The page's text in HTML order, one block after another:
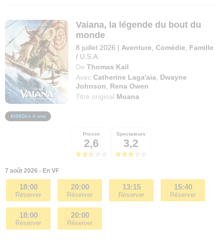
Vaiana, la légende du bout du
monde
8 juillet 2026 | Aventure ,Comédie
Famille
/ U.S.A.
De Thomas Kail
Avec Catherine Laga'aia
Dwayne
Johnson
Rena Owen
Titre original Moana
Dès 6 ans
Presse
2,6
Spectateurs
3,2
7 août 2026 - En VF
18:00
Réserver
20:00
Réserver
13:15
Réserver
15:40
Réserver
18:00
Réserver
20:00
Réserver